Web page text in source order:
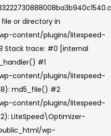
or directory in
content/plugins/litespeed-
Stack trace: #0 [internal
#1
content/plugins/litespeed-
md5_file() #2
content/plugins/litespeed-
LiteSpeed\Optimizer-
wp-